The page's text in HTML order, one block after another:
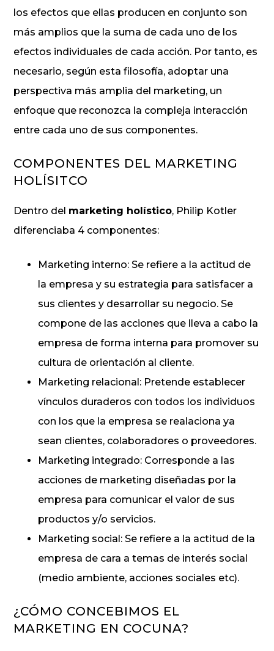
los efectos que ellas producen en conjunto son
más amplios que la suma de cada uno de los
efectos individuales de cada acción. Por tanto, es
necesario, según esta filosofía, adoptar una
perspectiva más amplia del marketing, un
enfoque que reconozca la compleja interacción
entre cada uno de sus componentes.
COMPONENTES DEL MARKETING
HOLÍSITCO
Dentro del marketing holístico, Philip Kotler
diferenciaba 4 componentes:
Marketing interno: Se refiere a la actitud de
la empresa y su estrategia para satisfacer a
sus clientes y desarrollar su negocio. Se
compone de las acciones que lleva a cabo la
empresa de forma interna para promover su
cultura de orientación al cliente.
Marketing relacional: Pretende establecer
vínculos duraderos con todos los individuos
con los que la empresa se realaciona ya
sean clientes, colaboradores o proveedores.
Marketing integrado: Corresponde a las
acciones de marketing diseñadas por la
empresa para comunicar el valor de sus
productos y/o servicios.
Marketing social: Se refiere a la actitud de la
empresa de cara a temas de interés social
(medio ambiente, acciones sociales etc).
¿CÓMO CONCEBIMOS EL
MARKETING EN COCUNA?